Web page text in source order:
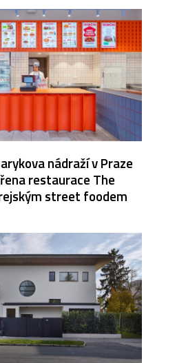
nádraží v Praze
restaurace The
street foodem